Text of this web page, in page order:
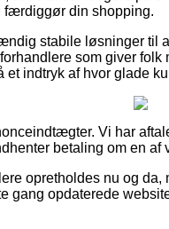
færdiggør din shopping.
stabile løsninger til
som giver
et indtryk af hvor glade
Vi har
betaling om en af
opretholdes nu og
gang opdaterede